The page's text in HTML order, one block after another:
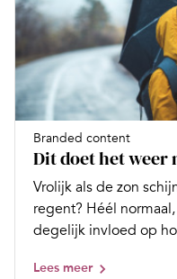
Branded content
Dit doet het weer
Vrolijk als de zon
regent? Héél
degelijk invloed op
Lees meer